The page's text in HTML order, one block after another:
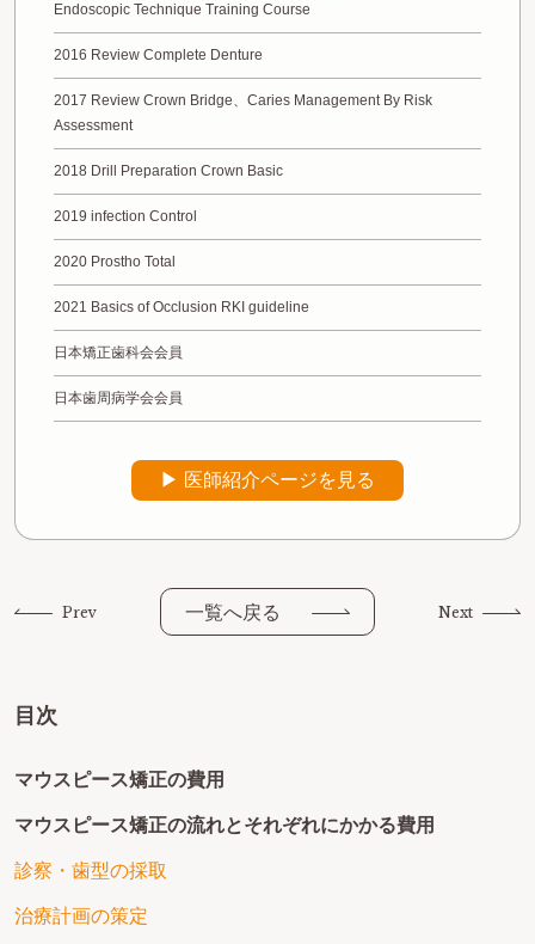
Endoscopic Technique Training Course
2016 Review Complete Denture
2017 Review Crown Bridge、Caries Management By Risk
Assessment
2018 Drill Preparation Crown Basic
2019 infection Control
2020 Prostho Total
2021 Basics of Occlusion RKI guideline
日本矯正歯科会会員
日本歯周病学会会員
▶︎ 医師紹介ページを見る
Prev 一覧へ戻る Next
目次
マウスピース矯正の費用
マウスピース矯正の流れとそれぞれにかかる費用
診察・歯型の採取
治療計画の策定